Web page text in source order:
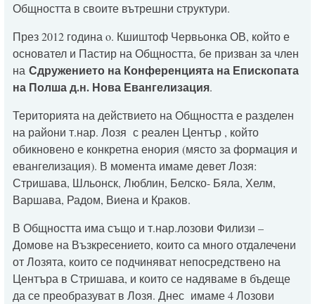
Общността в своите вътрешни структури.
През 2012 година o. Кшиштоф Червьонка ОВ, който е
основател и Пастир на Общността, бе призван за член
на Сдружението на Конференцията на Епископата
на Полша д.н. Нова Евангелизация.
Територията на действието на Общността е разделен
на райони т.нар. Лозя с реален Център , който
обикновено е конкретна енория (място за формация и
евангелизация). В момента имаме девет Лозя:
Стришава, Шльонск, Люблин, Белско- Бяла, Хелм,
Варшава, Радом, Виена и Краков.
В Общността има също и т.нар.лозови Филизи –
Домове на Възкресението, които са много отдалечени
от Лозята, които се подчиняват непосредствено на
Центъра в Стришава, и които се надяваме в бъдеще
да се преобразуват в Лозя. Днес имаме 4 Лозови